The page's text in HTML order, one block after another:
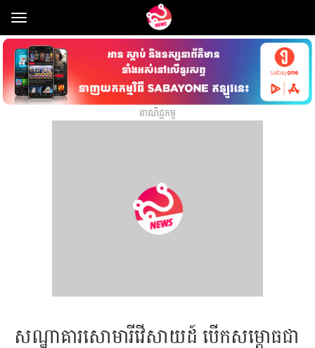
Toggle
navigation
ពាណិជ្ជកម្ម
សណ្ឋាគារសោមារីវើសាយដ៍​​ បើកសម្ពោធជា